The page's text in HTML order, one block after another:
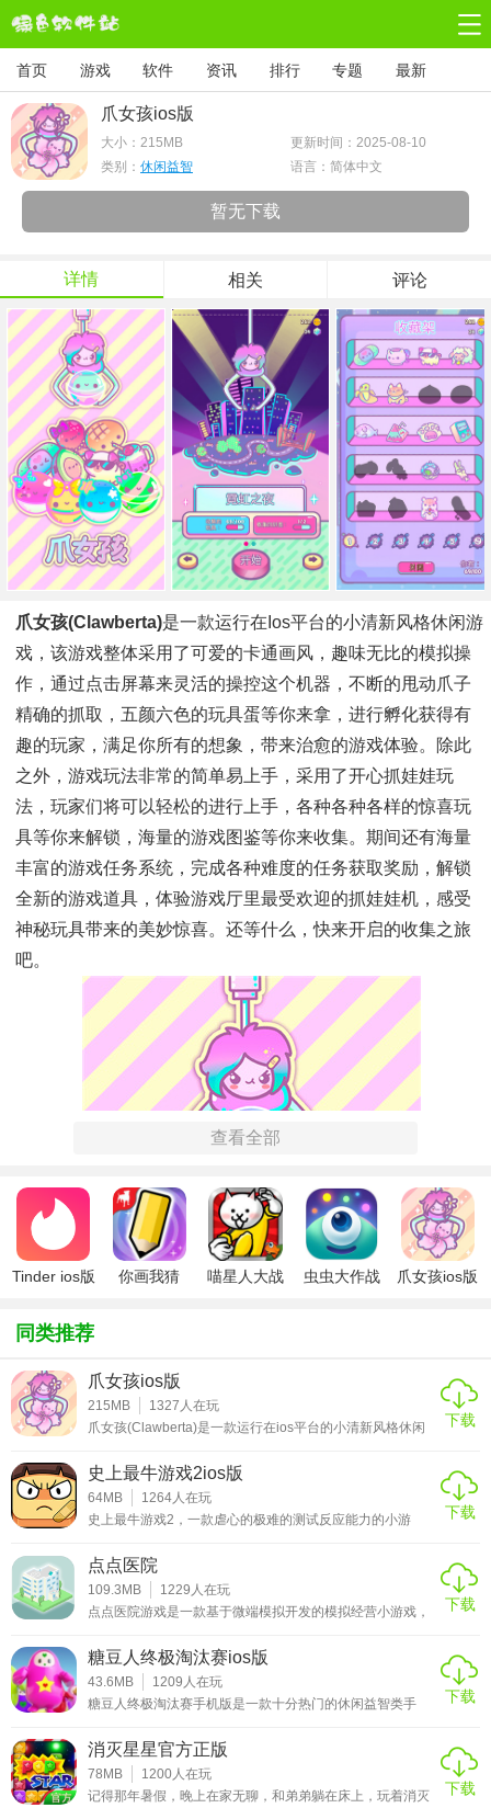
首页 游戏 软件 资讯 排行 专题 最新
爪女孩ios版
大小： 215MB
更新时间：2025-08-10
类别： 休闲益智 语言：简体中文
暂无下载
详情 相关 评论
爪女孩(Clawberta)是一款运行在ios平台的小清新风格休闲游
戏，该游戏整体采用了可爱的卡通画风，趣味无比的模拟操
作，通过点击屏幕来灵活的操控这个机器，不断的甩动爪子
精确的抓取，五颜六色的玩具蛋等你来拿，进行孵化获得有
趣的玩家，满足你所有的想象，带来治愈的游戏体验。除此
之外，游戏玩法非常的简单易上手，采用了开心抓娃娃玩
法，玩家们将可以轻松的进行上手，各种各种各样的惊喜玩
具等你来解锁，海量的游戏图鉴等你来收集。期间还有海量
丰富的游戏任务系统，完成各种难度的任务获取奖励，解锁
全新的游戏道具，体验游戏厅里最受欢迎的抓娃娃机，感受
神秘玩具带来的美妙惊喜。还等什么，快来开启的收集之旅
吧。
游戏特色
1、游戏采用精致唯美的游戏画风进行打造，为玩家们带来超
棒的视觉体验!
2、游戏中玩家们将使用开心抓娃娃玩法，将我们的玩具进行
抓取!
3、在游戏内有着超多的玩具蛋，每个玩具蛋都将可以孵化出
我们的玩具!
查看全部
Tinder ios版
你画我猜
喵星人大战
虫虫大作战
爪女孩ios版
同类推荐
爪女孩ios版
215MB 1327 人在玩
爪女孩(Clawberta)是一款运行在ios平台的小清新风格休闲
操作，通过点击屏幕来灵活的操控这个机器，不断的甩动爪
子精确的抓取，五颜六色的玩具蛋等你来拿，进行孵化获得
有趣的玩家，满足你所有的想象，带来治愈的游戏体验。除
此之外，游戏玩法非常的简单易上手，采用了开心抓娃娃玩
下载
史上最牛游戏2ios版
64MB 1264人在玩
史上最牛游戏2，一款虐心的极难的测试反应能力的小游
编没有提醒你，这款游戏，操作是十分简单的，但是难度真
的非常大。小编玩过之后一度怀疑自己手指的灵活性。所以
别说是拿到S级评价了，就算是能够达到最低要求过关都有
些难度，小编也仅仅是能保证撑过关而已，在游戏中，玩家
下载
点点医院
109.3MB 1229 人在玩
点点医院游戏是一款基于微端模拟开发的模拟经营小游戏，
埃来袭，城市空气质量持续下降，新的疾病由此产生，情况
紧迫，医院急需持续扩建以救治更多病人……在游戏中，你
需要扩建医院，接收更多病人，操作非常简单，只需点点
点，即可收获资金和医疗物资，不氪金，简单休闲，力求游
下载
糖豆人终极淘汰赛ios版
43.6MB 1209 人在玩
糖豆人终极淘汰赛手机版是一款十分热门的休闲益智类手
富有趣，拥有十分可爱的卡通画面风格，在游戏中玩家需要
抢在其他玩家到达炮台之前，通过灵巧的走位，躲避炮弹，
抢先到达炮台，获取控制权并阻止其他玩家登顶。除此之
外，糖豆人终极淘汰赛手机版为了添加游戏的可玩性，游戏
下载
消灭星星官方正版
78MB 1200人在玩
记得那年暑假，晚上在家无聊，和弟弟躺在床上，玩着消灭
下载